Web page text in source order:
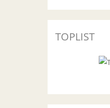
TOPLIST